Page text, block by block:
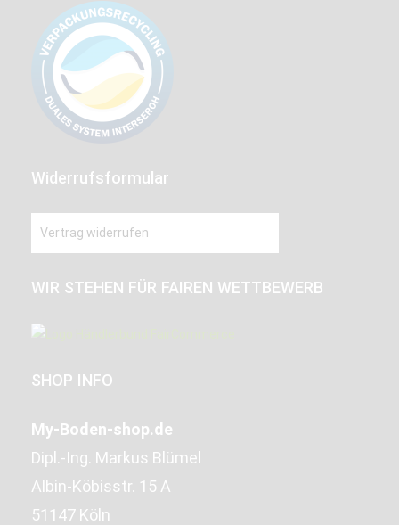
Widerrufsformular
Vertrag widerrufen
WIR STEHEN FÜR FAIREN WETTBEWERB
SHOP INFO
My-Boden-shop.de
Dipl.-Ing. Markus Blümel
Albin-Köbisstr. 15 A
51147 Köln